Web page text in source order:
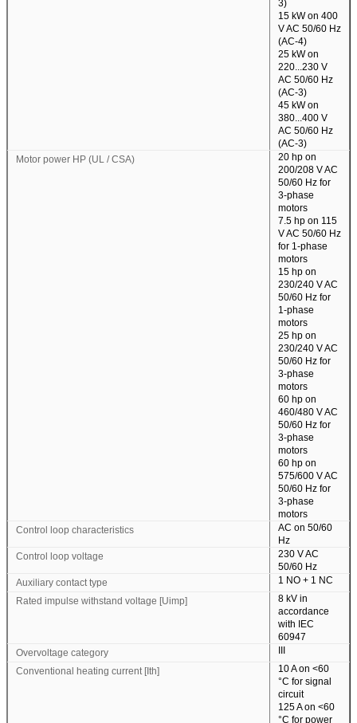
3)
15 kW on 400
V AC 50/60 Hz
(AC-4)
25 kW on
220...230 V
AC 50/60 Hz
(AC-3)
45 kW on
380...400 V
AC 50/60 Hz
(AC-3)
Motor power HP (UL / CSA)
20 hp on
200/208 V AC
50/60 Hz for
3-phase
motors
7.5 hp on 115
V AC 50/60 Hz
for 1-phase
motors
15 hp on
230/240 V AC
50/60 Hz for
1-phase
motors
25 hp on
230/240 V AC
50/60 Hz for
3-phase
motors
60 hp on
460/480 V AC
50/60 Hz for
3-phase
motors
60 hp on
575/600 V AC
50/60 Hz for
3-phase
motors
Control loop characteristics
AC on 50/60
Hz
Control loop voltage
230 V AC
50/60 Hz
Auxiliary contact type
1 NO + 1 NC
Rated impulse withstand voltage [Uimp]
8 kV in
accordance
with IEC
60947
Overvoltage category
III
Conventional heating current [Ith]
10 A on <60
°C for signal
circuit
125 A on <60
°C for power